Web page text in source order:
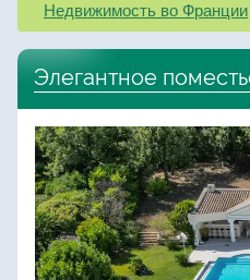
Недвижимость во Франции
Элегантное